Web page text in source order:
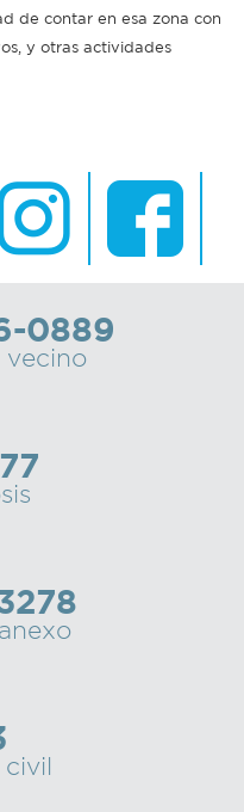
de contar en esa zona con
y otras actividades
0889
vecino
civil